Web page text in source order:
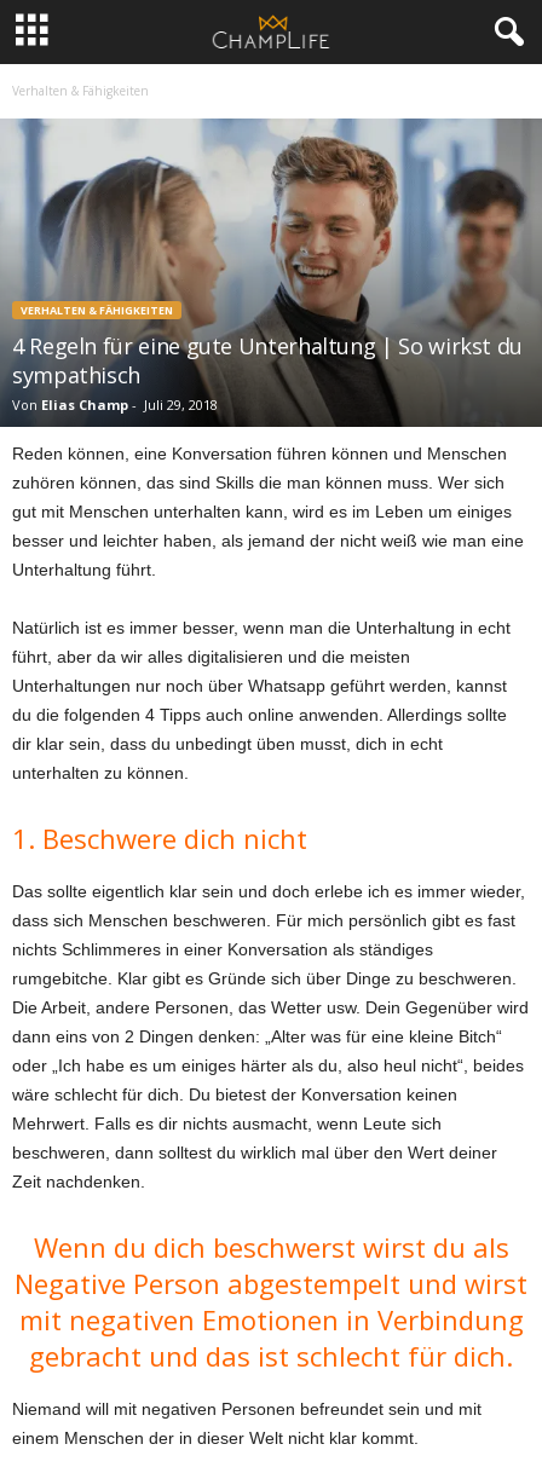
Verhalten & Fähigkeiten
VERHALTEN & FÄHIGKEITEN
4 Regeln für eine gute Unterhaltung | So wirkst du
sympathisch
Von Elias Champ - Juli 29, 2018
Reden können, eine Konversation führen können und Menschen
zuhören können, das sind Skills die man können muss. Wer sich
gut mit Menschen unterhalten kann, wird es im Leben um einiges
besser und leichter haben, als jemand der nicht weiß wie man eine
Unterhaltung führt.
Natürlich ist es immer besser, wenn man die Unterhaltung in echt
führt, aber da wir alles digitalisieren und die meisten
Unterhaltungen nur noch über Whatsapp geführt werden, kannst
du die folgenden 4 Tipps auch online anwenden. Allerdings sollte
dir klar sein, dass du unbedingt üben musst, dich in echt
unterhalten zu können.
1. Beschwere dich nicht
Das sollte eigentlich klar sein und doch erlebe ich es immer wieder,
dass sich Menschen beschweren. Für mich persönlich gibt es fast
nichts Schlimmeres in einer Konversation als ständiges
rumgebitche. Klar gibt es Gründe sich über Dinge zu beschweren.
Die Arbeit, andere Personen, das Wetter usw. Dein Gegenüber wird
dann eins von 2 Dingen denken: „Alter was für eine kleine Bitch“
oder „Ich habe es um einiges härter als du, also heul nicht“, beides
wäre schlecht für dich. Du bietest der Konversation keinen
Mehrwert. Falls es dir nichts ausmacht, wenn Leute sich
beschweren, dann solltest du wirklich mal über den Wert deiner
Zeit nachdenken.
Wenn du dich beschwerst wirst du als
Negative Person abgestempelt und wirst
mit negativen Emotionen in Verbindung
gebracht und das ist schlecht für dich.
Niemand will mit negativen Personen befreundet sein und mit
einem Menschen der in dieser Welt nicht klar kommt.